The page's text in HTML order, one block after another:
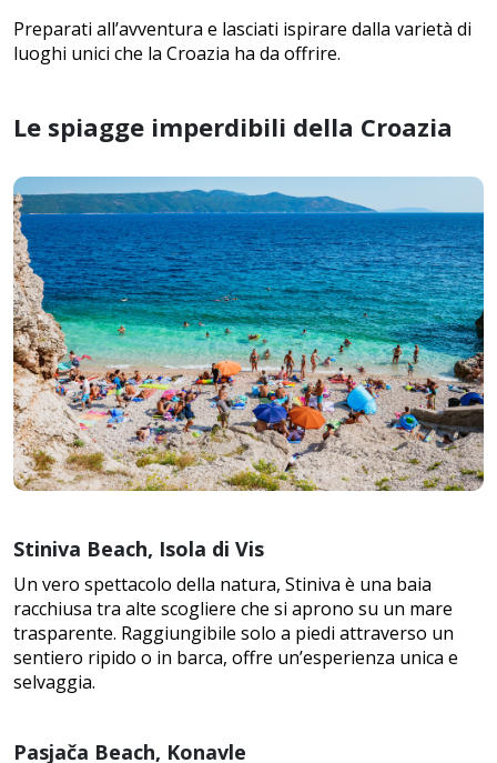
Preparati all’avventura e lasciati ispirare dalla varietà di
luoghi unici che la Croazia ha da offrire.
Le spiagge imperdibili della Croazia
Stiniva Beach, Isola di Vis
Un vero spettacolo della natura, Stiniva è una baia
racchiusa tra alte scogliere che si aprono su un mare
trasparente. Raggiungibile solo a piedi attraverso un
sentiero ripido o in barca, offre un’esperienza unica e
selvaggia.
Pasjača Beach, Konavle